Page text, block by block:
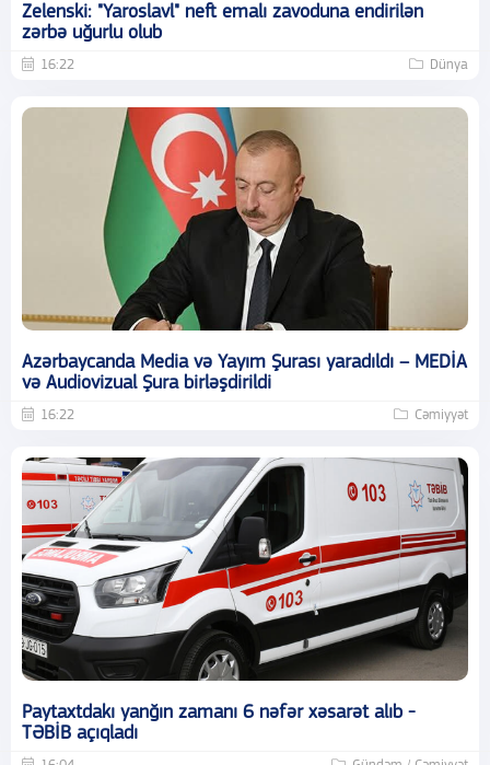
Zelenski: "Yaroslavl" neft emalı zavoduna endirilən
zərbə uğurlu olub
16:22 Dünya
Azərbaycanda Media və Yayım Şurası yaradıldı – MEDİA
və Audiovizual Şura birləşdirildi
16:22 Cəmiyyət
Paytaxtdakı yanğın zamanı 6 nəfər xəsarət alıb -
TƏBİB açıqladı